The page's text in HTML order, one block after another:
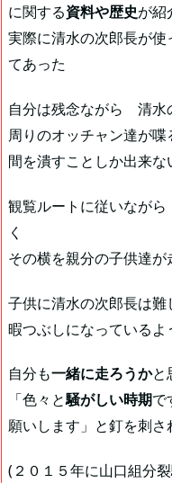
に関する資料や歴史が紹
実際に清水の次郎長が
てあった
自分は残念ながら 清水
周りのオッチャン達が
間を潰すことしか出来な
観覧ルートに従いなが
く
その横を親分の子供達が
子供に清水の次郎長は
暇つぶしになっているよ
自分も一緒に走ろうかと
「色々と騒がしい時期
願いします」と釘を刺さ
(２０１５年に山口組分